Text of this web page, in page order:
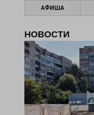
АФИША
НОВОСТИ